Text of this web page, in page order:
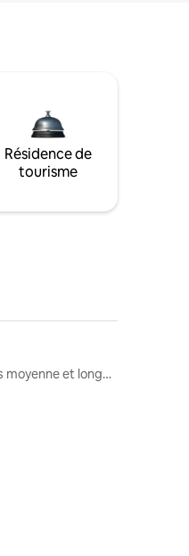
Résidence de
tourisme
Locations moyenne et longue durée